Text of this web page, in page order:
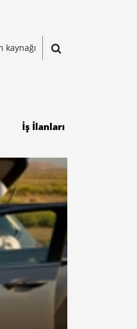
kaynağı
İş İlanları